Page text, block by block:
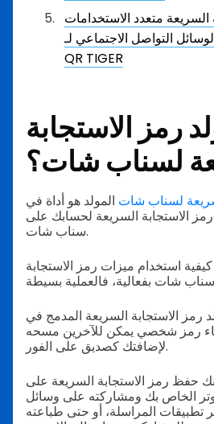
السريعة متعدد الاستخدامات
لوسائل التواصل الاجتماعي لـ Snapchat باستخدام
QR TIGER
رمز الاستجابة
لسناب شات؟
لسناب شات المولد هو أداة في
رمز الاستجابة السريعة لحسابك على
سناب شات.
استخدام ميزات رمز الاستجابة
رمز الاستجابة السريعة المدمج في
رمز شخصي يمكن للآخرين مسحه
لإضافتك كصديق على الفور.
حفظ رمز الاستجابة السريعة على
الخاص بك ومشاركته على وسائل
تطبيقات المراسلة، أو حتى طباعته